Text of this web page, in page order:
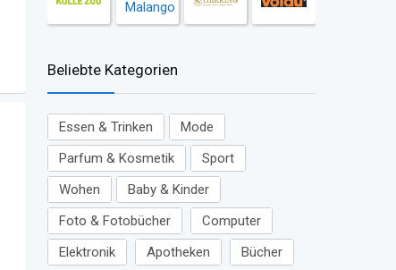
Beliebte Kategorien
Essen & Trinken
Mode
Parfum & Kosmetik
Sport
Wohen
Baby & Kinder
Foto & Fotobücher
Computer
Elektronik
Apotheken Bücher